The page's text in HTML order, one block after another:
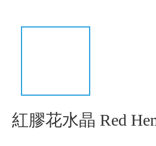
紅膠花水晶 Red